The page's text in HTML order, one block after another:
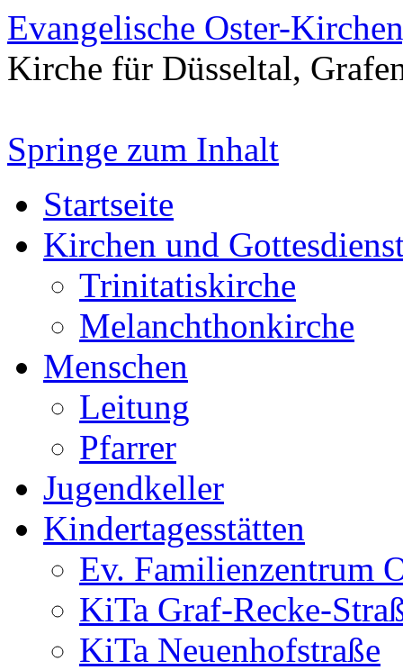
Evangelische Oster-
Kirche für Düsseltal,
Springe zum Inhalt
Startseite
Kirchen und
Trinitatiskirche
Melanchthonkirche
Menschen
Leitung
Pfarrer
Jugendkeller
Kindertagesstätten
Ev. Familienzentrum
KiTa Graf-Recke-
KiTa Neuenhofstraße